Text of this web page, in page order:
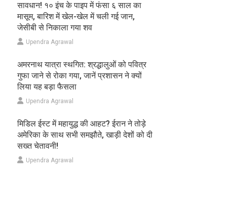
सावधान! १० इंच के पाइप में फंसा ६ साल का
मासूम, बारिश में खेल-खेल में चली गई जान,
जेसीबी से निकाला गया शव
Upendra Agrawal
अमरनाथ यात्रा स्थगित: श्रद्धालुओं को पवित्र
गुफा जाने से रोका गया, जानें प्रशासन ने क्यों
लिया यह बड़ा फैसला
Upendra Agrawal
मिडिल ईस्ट में महायुद्ध की आहट? ईरान ने तोड़े
अमेरिका के साथ सभी समझौते, खाड़ी देशों को दी
सख्त चेतावनी!
Upendra Agrawal